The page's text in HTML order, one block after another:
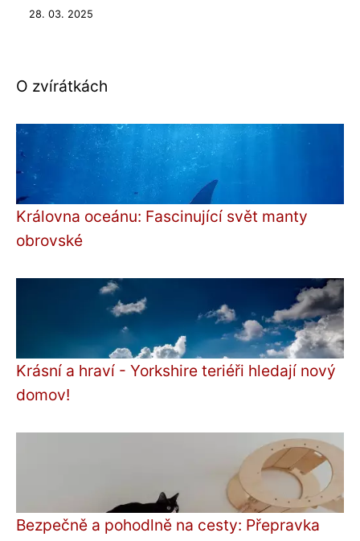
28. 03. 2025
O zvírátkách
Královna oceánu: Fascinující svět manty
obrovské
Krásní a hraví - Yorkshire teriéři hledají nový
domov!
Bezpečně a pohodlně na cesty: Přepravka